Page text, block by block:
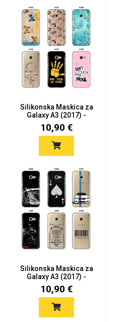
Silikonska Maskica za
Galaxy A3 (2017) -
Šaren...
10,90 €
Silikonska Maskica za
Galaxy A3 (2017) -
Šaren...
10,90 €